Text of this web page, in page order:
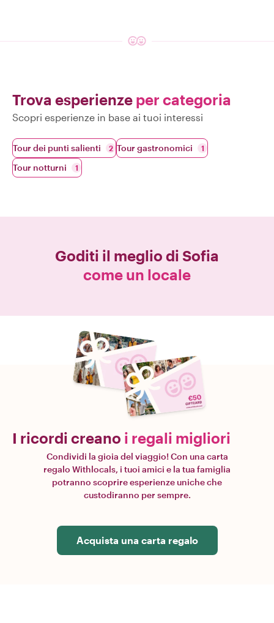
Trova esperienze per categoria
Scopri esperienze in base ai tuoi interessi
Tour dei punti salienti 2 Tour gastronomici 1
Tour notturni 1
Goditi il meglio di Sofia
come un locale
I ricordi creano i regali migliori
Condividi la gioia del viaggio! Con una carta
regalo Withlocals, i tuoi amici e la tua famiglia
potranno scoprire esperienze uniche che
custodiranno per sempre.
Acquista una carta regalo